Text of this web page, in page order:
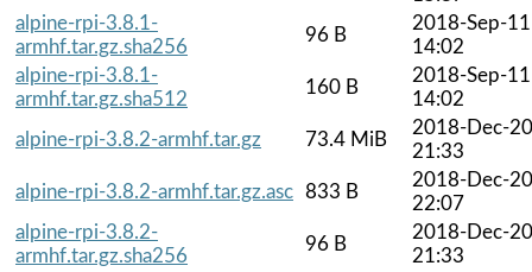
alpine-rpi-3.8.1-
armhf.tar.gz.sha256
96 B
2018-Sep-11
14:02
alpine-rpi-3.8.1-
armhf.tar.gz.sha512
160 B
2018-Sep-11
14:02
alpine-rpi-3.8.2-armhf.tar.gz
73.4 MiB
2018-Dec-20
21:33
alpine-rpi-3.8.2-armhf.tar.gz.asc 833 B
2018-Dec-20
22:07
alpine-rpi-3.8.2-
armhf.tar.gz.sha256
96 B
2018-Dec-20
21:33